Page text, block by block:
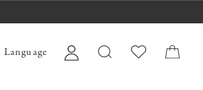
Language